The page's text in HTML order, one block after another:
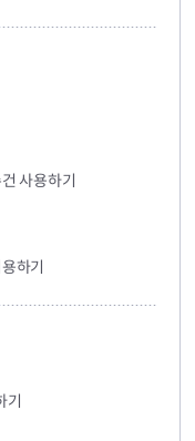
사용하기
하기
기